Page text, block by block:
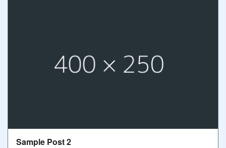
Sample Post 2